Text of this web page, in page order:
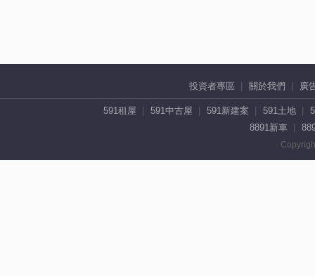
投資者專區 關於我們 廣
591租屋 591中古屋 591新建案 591土地
8891新車